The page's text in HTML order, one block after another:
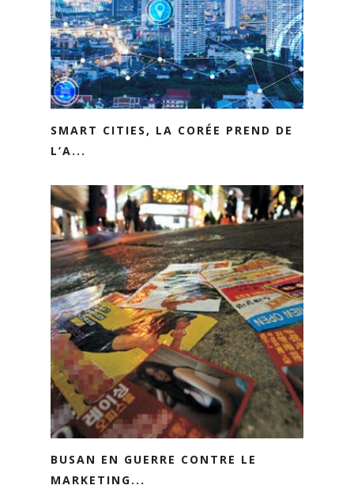
SMART CITIES, LA CORÉE PREND DE
L’A...
BUSAN EN GUERRE CONTRE LE
MARKETING...